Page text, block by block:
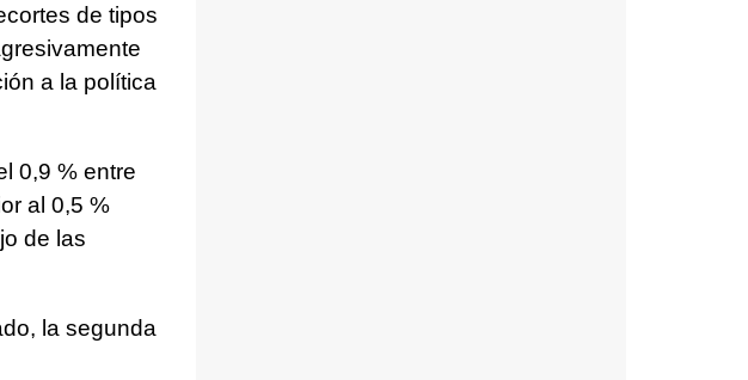
de tipos
a la política
0,9 % entre
al 0,5 %
de las
la segunda